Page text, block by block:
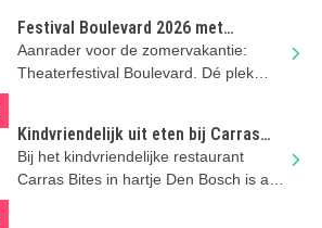
Festival Boulevard 2026 met
kinderen in Den Bosch
Aanrader voor de zomervakantie:
Theaterfestival Boulevard. Dé plek
Kindvriendelijk uit eten bij Carras
Bites in Den Bosch
Bij het kindvriendelijke restaurant
Carras Bites in hartje Den Bosch is aan